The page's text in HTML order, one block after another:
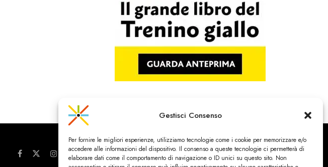
Gestisci Consenso
Per fornire le migliori esperienze, utilizziamo tecnologie come i cookie per memorizzare e/o
accedere alle informazioni del dispositivo. Il consenso a queste tecnologie ci permetterà di
elaborare dati come il comportamento di navigazione o ID unici su questo sito. Non